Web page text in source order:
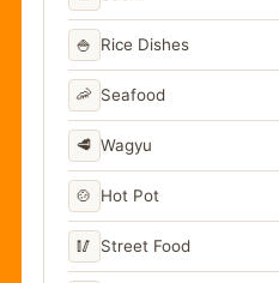
🍚 Rice Dishes
🦐 Seafood
🥩 Wagyu
🍲 Hot Pot
🥢 Street Food